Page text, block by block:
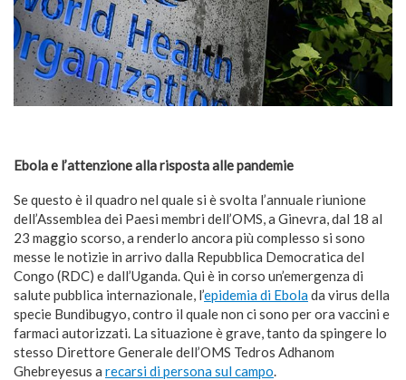
Ebola e l’attenzione alla risposta alle pandemie
Se questo è il quadro nel quale si è svolta l’annuale riunione
dell’Assemblea dei Paesi membri dell’OMS, a Ginevra, dal 18 al
23 maggio scorso, a renderlo ancora più complesso si sono
messe le notizie in arrivo dalla Repubblica Democratica del
Congo (RDC) e dall’Uganda. Qui è in corso un’emergenza di
salute pubblica internazionale, l’epidemia di Ebolada virus della
specie Bundibugyo, contro il quale non ci sono per ora vaccini e
farmaci autorizzati. La situazione è grave, tanto da spingere lo
stesso Direttore Generale dell’OMS Tedros Adhanom
Ghebreyesus a recarsi di persona sul campo.